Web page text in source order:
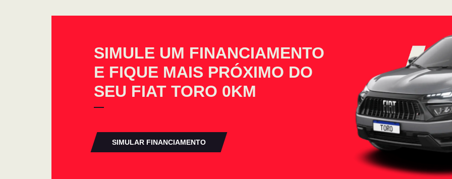
SIMULE UM FINANCIAMENTO
E FIQUE MAIS PRÓXIMO DO
SEU FIAT TORO 0KM
SIMULAR FINANCIAMENTO